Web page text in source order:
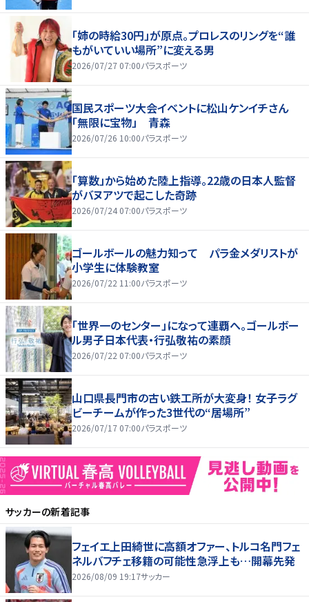
「姉の時給30円」が原点。プロレスのリングを“誰
もがいていい場所”に変える男
2026/07/27 07:00パラスポーツ
国民スポーツ大会イベントに松山ケンイチさん
「無限に宝物」 青森
2026/07/26 10:00パラスポーツ
「算数」から始めた陸上指導。22歳の日本人監督
がバヌアツで起こした奇跡
2026/07/24 07:00パラスポーツ
ゴールボールの魅力知って パラ金メダリストが
小学生に体験教室
2026/07/22 11:00パラスポーツ
「世界一のセンター」になって連覇へ。ゴールボー
ル男子日本代表・行弘敬祐の素顔
2026/07/22 07:00パラスポーツ
山口県長門市の古い鉄工所が大変身！ 女子ラグ
ビーチームが作った3世代の“居場所”
2026/07/17 07:00パラスポーツ
サッカーの新着記事
フェイエ上田綺世に高額オファー、トルコ名門フェ
ネルバフチェ移籍の可能性急浮上も…開幕先発
2026/08/09 19:17サッカー